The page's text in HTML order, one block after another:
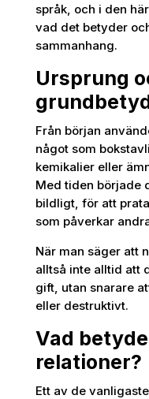
språk, och i den
vad det betyder
sammanhang.
Ursprung
Från början
något som
kemikalier eller
Med tiden började
bildligt, för att
som påverkar
När man säger att
alltså inte alltid att
gift, utan snarare
eller destruktivt.
Vad
relationer?
Ett av de